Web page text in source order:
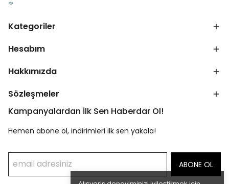
Kategoriler
Hesabım
Hakkımızda
Sözleşmeler
Kampanyalardan İlk Sen Haberdar Ol!
Hemen abone ol, indirimleri ilk sen yakala!
ABONE OL